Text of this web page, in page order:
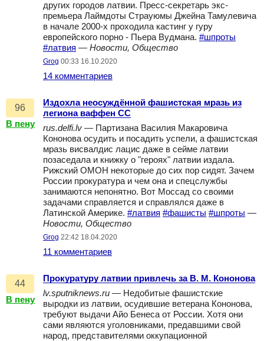
других городов латвии. Пресс-секретарь экс-
премьера Лаймдоты Страуюмы Джейна Тамулевича
в начале 2000-х проходила кастинг у гуру
европейского порно - Пьера Вудмана. #шпроты
#латвия — Новости, Общество
Grog 00:33 16.10.2020
14 комментариев
96
В пену
Издохла неосуждённой фашистская мразь из
легиона ваффен СС
rus.delfi.lv — Партизана Василия Макаровича
Кононова осудить и посадить успели, а фашистская
мразь висвалдис лацис даже в сейме латвии
позаседала и книжку о "героях" латвии издала.
Рижский ОМОН некоторые до сих пор сидят. Зачем
России прокуратура и чем она и спецслужбы
занимаются непонятно. Вот Моссад со своими
задачами справляется и справлялся даже в
Латинской Америке. #латвия #фашисты #шпроты —
Новости, Общество
Grog 22:42 18.04.2020
11 комментариев
44
В пену
Прокуратуру латвии привлечь за В. М. Кононова
lv.sputniknews.ru — Недобитые фашистские
выродки из латвии, осудившие ветерана Кононова,
требуют выдачи Айо Бенеса от России. Хотя они
сами являются уголовниками, предавшими свой
народ, представителями оккупационной